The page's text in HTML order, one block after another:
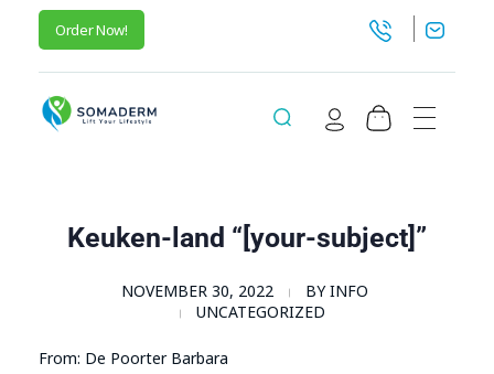
Order Now!
Keuken-land “[your-subject]”
NOVEMBER 30, 2022 BY INFO
UNCATEGORIZED
From: De Poorter Barbara